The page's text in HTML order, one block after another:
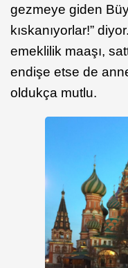
gezmeye giden
kıskanıyorlar!”
emeklilik maaşı,
endişe etse de
oldukça mutlu.